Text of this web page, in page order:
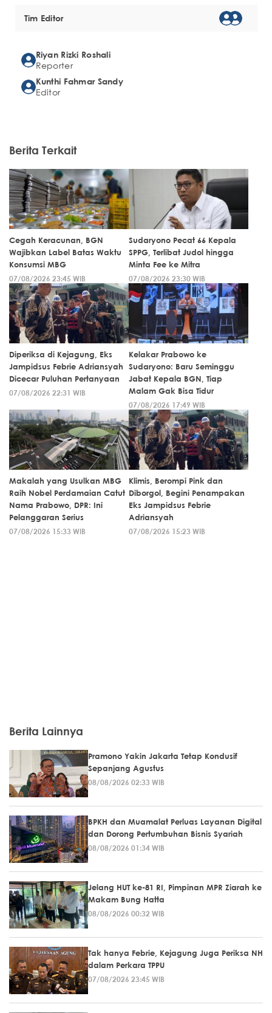
Tim Editor
Riyan Rizki Roshali
Reporter
Kunthi Fahmar Sandy
Editor
Berita Terkait
Cegah Keracunan, BGN
Wajibkan Label Batas Waktu
Konsumsi MBG
07/08/2026 23:45 WIB
Sudaryono Pecat 66 Kepala
SPPG, Terlibat Judol hingga
Minta Fee ke Mitra
07/08/2026 23:30 WIB
Diperiksa di Kejagung, Eks
Jampidsus Febrie Adriansyah
Dicecar Puluhan Pertanyaan
07/08/2026 22:31 WIB
Kelakar Prabowo ke
Sudaryono: Baru Seminggu
Jabat Kepala BGN, Tiap
Malam Gak Bisa Tidur
07/08/2026 17:49 WIB
Makalah yang Usulkan MBG
Raih Nobel Perdamaian Catut
Nama Prabowo, DPR: Ini
Pelanggaran Serius
07/08/2026 15:33 WIB
Klimis, Berompi Pink dan
Diborgol, Begini Penampakan
Eks Jampidsus Febrie
Adriansyah
07/08/2026 15:23 WIB
Berita Lainnya
Pramono Yakin Jakarta Tetap Kondusif
Sepanjang Agustus
08/08/2026 02:33 WIB
BPKH dan Muamalat Perluas Layanan Digital
dan Dorong Pertumbuhan Bisnis Syariah
08/08/2026 01:34 WIB
Jelang HUT ke-81 RI, Pimpinan MPR Ziarah ke
Makam Bung Hatta
08/08/2026 00:32 WIB
Tak hanya Febrie, Kejagung Juga Periksa NH
dalam Perkara TPPU
07/08/2026 23:45 WIB